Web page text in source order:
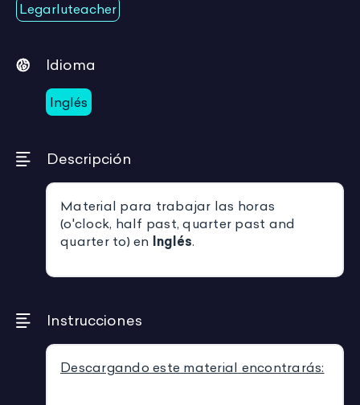
Legarluteacher
Idioma
Inglés
Descripción
Material para trabajar las horas
(o'clock, half past, quarter past and
quarter to) en Inglés.
Instrucciones
Descargando este material encontrarás: